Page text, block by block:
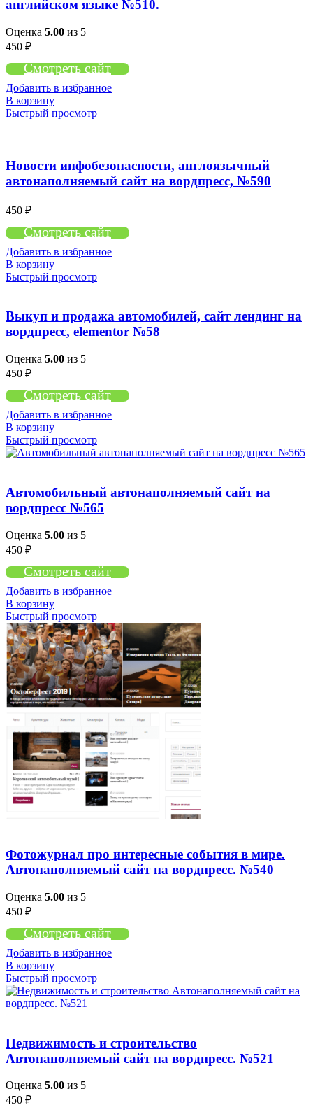
английском языке №510.
Оценка 5.00 из 5
450 ₽
Смотреть сайт
Добавить в избранное
В корзину
Быстрый просмотр
Новости инфобезопасности, англоязычный
автонаполняемый сайт на вордпресс, №590
450 ₽
Смотреть сайт
Добавить в избранное
В корзину
Быстрый просмотр
Выкуп и продажа автомобилей, сайт лендинг на
вордпресс, elementor №58
Оценка 5.00 из 5
450 ₽
Смотреть сайт
Добавить в избранное
В корзину
Быстрый просмотр
Автомобильный автонаполняемый сайт на
вордпресс №565
Оценка 5.00 из 5
450 ₽
Смотреть сайт
Добавить в избранное
В корзину
Быстрый просмотр
Фотожурнал про интересные события в мире.
Автонаполняемый сайт на вордпресс. №540
Оценка 5.00 из 5
450 ₽
Смотреть сайт
Добавить в избранное
В корзину
Быстрый просмотр
Недвижимость и строительство
Автонаполняемый сайт на вордпресс. №521
Оценка 5.00 из 5
450 ₽